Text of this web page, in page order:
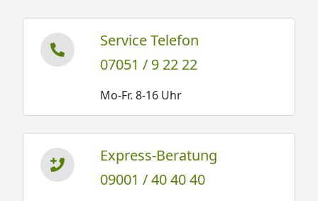
Service Telefon
07051 / 9 22 22
Mo-Fr. 8-16 Uhr
Express-Beratung
09001 / 40 40 40